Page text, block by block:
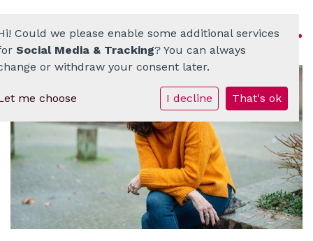
Homepage
ATO-scholenkring
Ons onderwijs
Onze scholen
Could we please enable some additional services
Social Media & Tracking? You can always
or withdraw your consent later.
me choose I decline That's ok